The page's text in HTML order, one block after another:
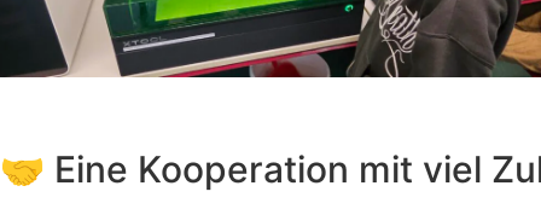
🤝 Eine Kooperation mit viel